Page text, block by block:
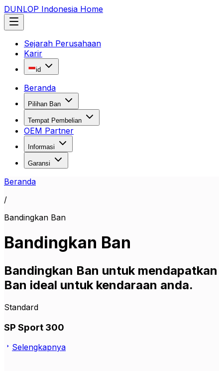
DUNLOP Indonesia Home
Sejarah Perusahaan
Karir
id
Beranda
Pilihan Ban
Tempat Pembelian
OEM Partner
Informasi
Garansi
Beranda
/
Bandingkan Ban
Bandingkan Ban
Bandingkan Ban untuk mendapatkan
Ban ideal untuk kendaraan anda.
Standard
SP Sport 300
Selengkapnya